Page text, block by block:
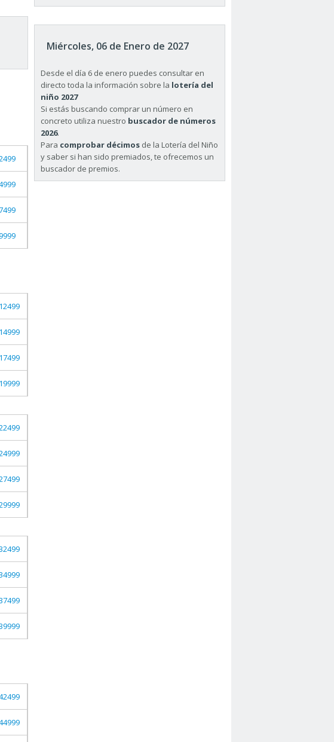
12499
14999
17499
19999
Miércoles, 06 de Enero de 2027
Desde el día 6 de enero puedes consultar en
directo toda la información sobre la lotería del
niño 2027
Si estás buscando comprar un número en
concreto utiliza nuestro buscador de números
2026.
Para comprobar décimos de la Lotería del Niño
y saber si han sido premiados, te ofrecemos un
buscador de premios.